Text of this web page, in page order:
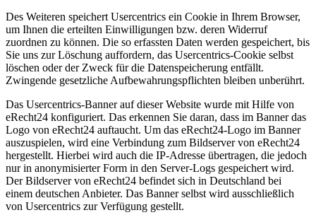
Des Weiteren speichert Usercentrics ein Cookie in Ihrem Browser,
um Ihnen die erteilten Einwilligungen bzw. deren Widerruf
zuordnen zu können. Die so erfassten Daten werden gespeichert, bis
Sie uns zur Löschung auffordern, das Usercentrics-Cookie selbst
löschen oder der Zweck für die Datenspeicherung entfällt.
Zwingende gesetzliche Aufbewahrungspflichten bleiben unberührt.
Das Usercentrics-Banner auf dieser Website wurde mit Hilfe von
eRecht24 konfiguriert. Das erkennen Sie daran, dass im Banner das
Logo von eRecht24 auftaucht. Um das eRecht24-Logo im Banner
auszuspielen, wird eine Verbindung zum Bildserver von eRecht24
hergestellt. Hierbei wird auch die IP-Adresse übertragen, die jedoch
nur in anonymisierter Form in den Server-Logs gespeichert wird.
Der Bildserver von eRecht24 befindet sich in Deutschland bei
einem deutschen Anbieter. Das Banner selbst wird ausschließlich
von Usercentrics zur Verfügung gestellt.